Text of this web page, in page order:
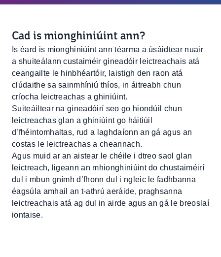
Cad is mionghiniúint ann?
Is éard is mionghiniúint ann téarma a úsáidtear nuair
a shuiteálann custaiméir gineadóir leictreachais atá
ceangailte le hinbhéartóir, laistigh den raon atá
clúdaithe sa sainmhíniú thíos, in áitreabh chun
críocha leictreachas a ghiniúint.
Suiteáiltear na gineadóirí seo go hiondúil chun
leictreachas glan a ghiniúint go háitiúil
d’fhéintomhaltas, rud a laghdaíonn an gá agus an
costas le leictreachas a cheannach.
Agus muid ar an aistear le chéile i dtreo saol glan
leictreach, ligeann an mhionghiniúint do chustaiméirí
dul i mbun gnímh d’fhonn dul i ngleic le fadhbanna
éagsúla amhail an t-athrú aeráide, praghsanna
leictreachais atá ag dul in airde agus an gá le breoslaí
iontaise.